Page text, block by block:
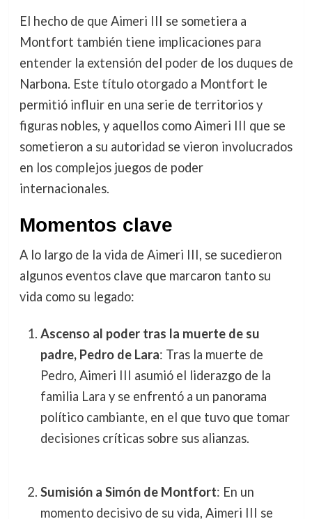
El hecho de que Aimeri III se sometiera a
Montfort también tiene implicaciones para
entender la extensión del poder de los duques de
Narbona. Este título otorgado a Montfort le
permitió influir en una serie de territorios y
figuras nobles, y aquellos como Aimeri III que se
sometieron a su autoridad se vieron involucrados
en los complejos juegos de poder
internacionales.
Momentos clave
A lo largo de la vida de Aimeri III, se sucedieron
algunos eventos clave que marcaron tanto su
vida como su legado:
Ascenso al poder tras la muerte de su
padre, Pedro de Lara: Tras la muerte de
Pedro, Aimeri III asumió el liderazgo de la
familia Lara y se enfrentó a un panorama
político cambiante, en el que tuvo que tomar
decisiones críticas sobre sus alianzas.
Sumisión a Simón de Montfort: En un
momento decisivo de su vida, Aimeri III se